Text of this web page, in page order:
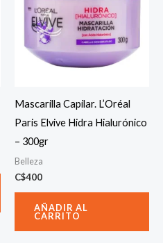
Mascarilla Capilar. L’Oréal
Paris Elvive Hidra Hialurónico
– 300gr
Belleza
C$400
AÑADIR AL
CARRITO